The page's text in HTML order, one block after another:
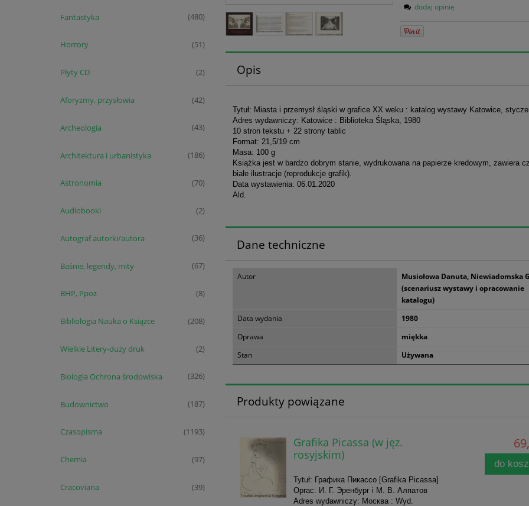
Fantastyka (480)
Horrory (51)
Płyty CD (2)
Aforyzmy, przysłowia (42)
Archeologia (43)
Architektura i urbanistyka (186)
Astronomia (70)
Audiobooki (2)
Autograf autorki/autora (36)
Baśnie, legendy, mity (67)
BHP, Ppoż (8)
Bibliologia Nauka o Książce (208)
Wielkie Litery-duży druk (2)
Biologia Ochrona środowiska (326)
Budownictwo (187)
Czasopisma (1193)
Chemia (97)
Cracoviana (39)
dodaj opinię
Opis
Tytuł: Miasta i przemysł śląski w grafice XX weku : katalog wystawy Katowice,
Adres wydawniczy: Katowice : Biblioteka Śląska, 1980
10 stron tekstu + 22 strony tablic
Format: 21,5/19 cm
Masa: 100 g
Książka jest w bardzo dobrym stanie, wydrukowana na papierze kredowym, zawiera
białe ilustracje (reprodukcje grafik).
Data wystawienia: 06.01.2020
Ald.
Dane techniczne
Autor
Musiołowa Danuta, Niewiadomska
(scenariusz wystawy i opracowanie
katalogu)
Data wydania
1980
Oprawa
miękka
Stan
Używana
Produkty powiązane
Grafika Picassa (w jęz.
rosyjskim)
Tytuł: Графика Пикассо [Grafika Picassa]
Oprac. И. Г. Эренбург i М. В. Алпатов
Adres wydawniczy: Москва : Wyd.
do